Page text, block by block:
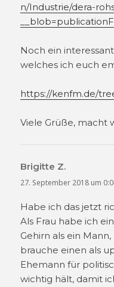
n/Industrie/dera-
Noch ein
welches ich euch
https://kenfm.de/
Viele Grüße, macht
Brigitte Z.
27. September 2018 um
Habe ich das jetzt
Als Frau habe ich
Gehirn als ein
brauche einen als
Ehemann für
wichtig hält, damit